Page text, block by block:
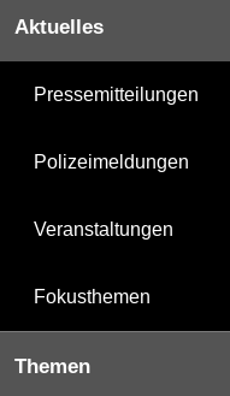
Aktuelles
Pressemitteilungen
Polizeimeldungen
Veranstaltungen
Fokusthemen
Themen